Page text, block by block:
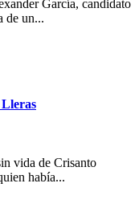
García, candidato
de un...
vida de Crisanto
había...